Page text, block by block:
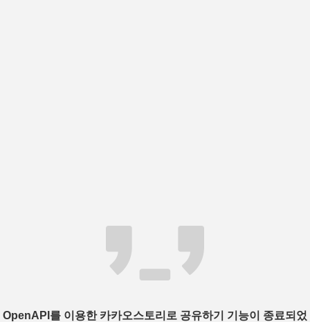
OpenAPI를 이용한 카카오스토리로 공유하기 기능이 종료되었